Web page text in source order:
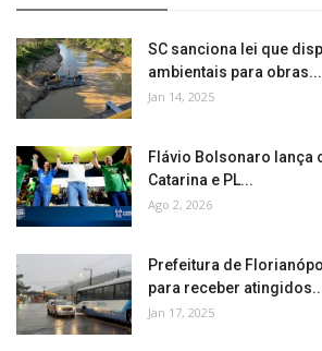
SC sanciona lei que
ambientais para obras...
Jan 14, 2025
Flávio Bolsonaro lança
Catarina e PL...
Ago 2, 2026
Prefeitura de
para receber
Jan 17, 2025